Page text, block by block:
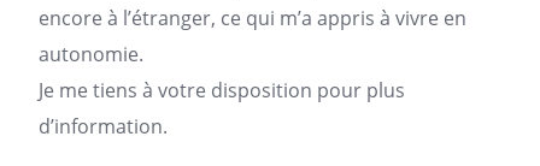
encore à l’étranger, ce qui m’a appris à vivre en
autonomie.
Je me tiens à votre disposition pour plus
d’information.